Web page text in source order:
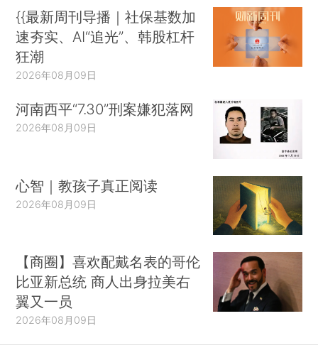
{{最新周刊导播｜社保基数加
速夯实、AI“追光”、韩股杠杆
狂潮
2026年08月09日
河南西平“7.30”刑案嫌犯落网
2026年08月09日
心智｜教孩子真正阅读
2026年08月09日
【商圈】喜欢配戴名表的哥伦
比亚新总统 商人出身拉美右
翼又一员
2026年08月09日